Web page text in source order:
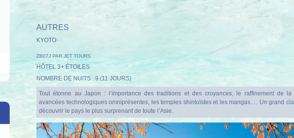
AUTRES
KYOTO
ZB07J PAR JET TOURS
HÔTEL 3+ ÉTOILES
NOMBRE DE NUITS : 9 (11 JOURS)
Tout étonne au Japon : l’importance des traditions et des croyances, le raffinement de la
avancées technologiques omniprésentes, les temples shintoïstes et les mangas.… Un grand
découvrir le pays le plus surprenant de toute l’Asie.